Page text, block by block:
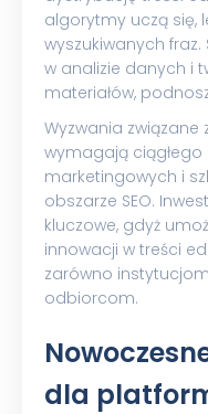
algorytmy uczą się,
wyszukiwanych
w analizie danych i
materiałów,
Wyzwania
wymagają
marketingowych i
obszarze SEO.
kluczowe, gdyż
innowacji w treści
zarówno
odbiorcom.
dla